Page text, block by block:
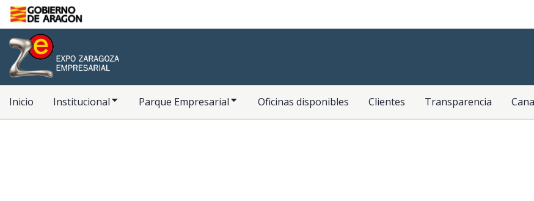
Saltar al contenido principal
Inicio
Inicio Institucional Parque Empresarial Oficinas disponibles Clientes Transparencia